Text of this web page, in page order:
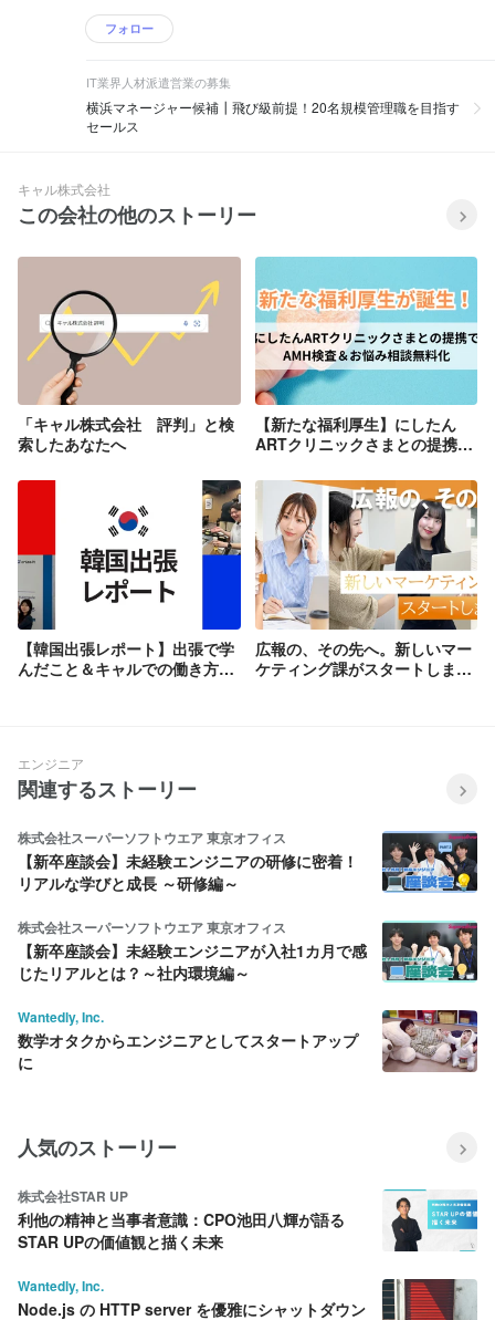
フォロー
IT業界人材派遣営業の募集
横浜マネージャー候補┃飛び級前提！20名規模管理職を目指す
セールス
キャル株式会社
この会社の他のストーリー
「キャル株式会社 評判」と検
索したあなたへ
【新たな福利厚生】にしたん
ARTクリニックさまとの提携で
【韓国出張レポート】出張で学
んだこと＆キャルでの働き方に
広報の、その先へ。新しいマー
ケティング課がスタートしまし
エンジニア
関連するストーリー
株式会社スーパーソフトウエア 東京オフィス
【新卒座談会】未経験エンジニアの研修に密着！
リアルな学びと成長 ～研修編～
株式会社スーパーソフトウエア 東京オフィス
【新卒座談会】未経験エンジニアが入社1カ月で感
じたリアルとは？～社内環境編～
Wantedly, Inc.
数学オタクからエンジニアとしてスタートアップ
に
人気のストーリー
株式会社STAR UP
利他の精神と当事者意識：CPO池田八輝が語る
STAR UPの価値観と描く未来
Wantedly, Inc.
Node.js の HTTP server を優雅にシャットダウン